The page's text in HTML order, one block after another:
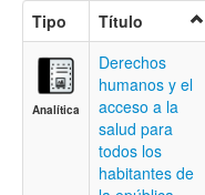
Contacto
Iniciar sesión
Tipo Título
Analítica
Derechos
humanos y el
acceso a la
salud para
todos los
habitantes de